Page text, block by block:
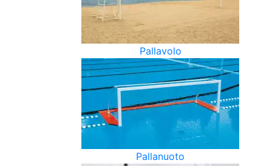
Pallavolo
Pallanuoto